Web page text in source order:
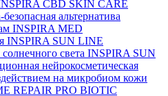
CBD SKIN CARE
альтернатива
INSPIRA MED
INSPIRA SUN LINE
света INSPIRA SUN
нейрокосметическая
на микробиом кожи
REPAIR PRO BIOTIC